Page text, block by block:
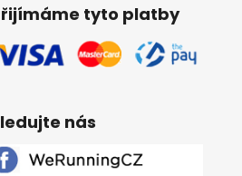
tyto platby
nás